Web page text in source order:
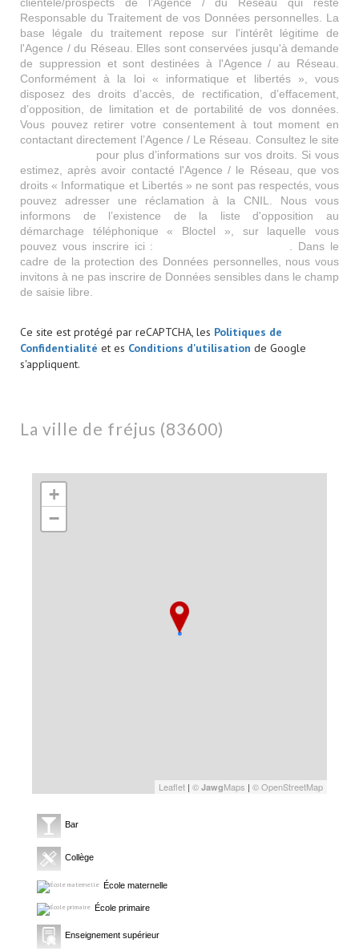
Responsable du Traitement de vos Données personnelles. La
base légale du traitement repose sur l'intérêt légitime de
l'Agence / du Réseau. Elles sont conservées jusqu'à demande
de suppression et sont destinées à l'Agence / au Réseau.
Conformément à la loi « informatique et libertés », vous
disposez des droits d’accès, de rectification, d’effacement,
d’opposition, de limitation et de portabilité de vos données.
Vous pouvez retirer votre consentement à tout moment en
contactant directement l’Agence / Le Réseau. Consultez le site
pour plus d’informations sur vos droits. Si vous
estimez, après avoir contacté l'Agence / le Réseau, que vos
droits « Informatique et Libertés » ne sont pas respectés, vous
pouvez adresser une réclamation à la CNIL. Nous vous
informons de l’existence de la liste d'opposition au
démarchage téléphonique « Bloctel », sur laquelle vous
pouvez vous inscrire ici :
. Dans le
cadre de la protection des Données personnelles, nous vous
invitons à ne pas inscrire de Données sensibles dans le champ
de saisie libre.
Ce site est protégé par reCAPTCHA, les Politiques de
Confidentialité et es Conditions d'utilisation de Google
s'appliquent.
la ville de fréjus (83600)
+
−
Leaflet | © JawgMaps | © OpenStreetMap
Bar
Collège
École maternelle
École primaire
Enseignement supérieur